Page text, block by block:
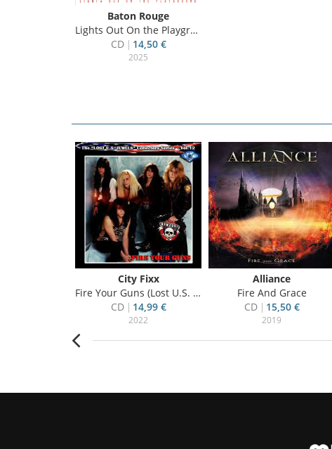
Baton Rouge
Lights Out On the Playground (Re-Issue)
CD
14,50 €
2025
City Fixx
Fire Your Guns (Lost U.S. Jewels Vol.12)
CD
14,99 €
2022
Alliance
Fire And Grace
CD
15,50 €
2019